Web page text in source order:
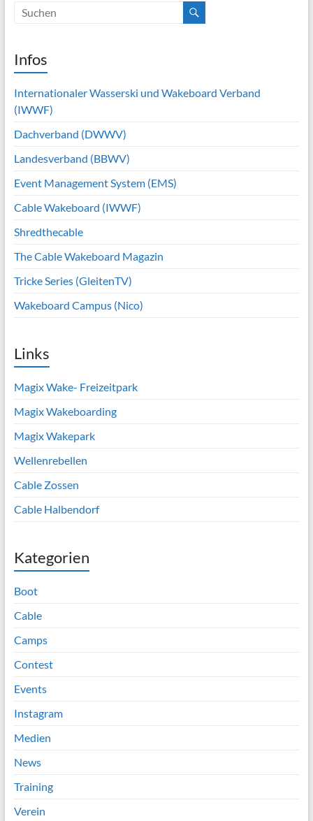
Infos
Internationaler Wasserski und Wakeboard Verband
(IWWF)
Dachverband (DWWV)
Landesverband (BBWV)
Event Management System (EMS)
Cable Wakeboard (IWWF)
Shredthecable
The Cable Wakeboard Magazin
Tricke Series (GleitenTV)
Wakeboard Campus (Nico)
Links
Magix Wake- Freizeitpark
Magix Wakeboarding
Magix Wakepark
Wellenrebellen
Cable Zossen
Cable Halbendorf
Kategorien
Boot
Cable
Camps
Contest
Events
Instagram
Medien
News
Training
Verein